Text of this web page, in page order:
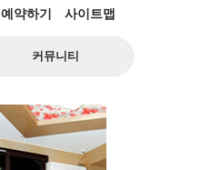
예약하기 사이트맵
커뮤니티